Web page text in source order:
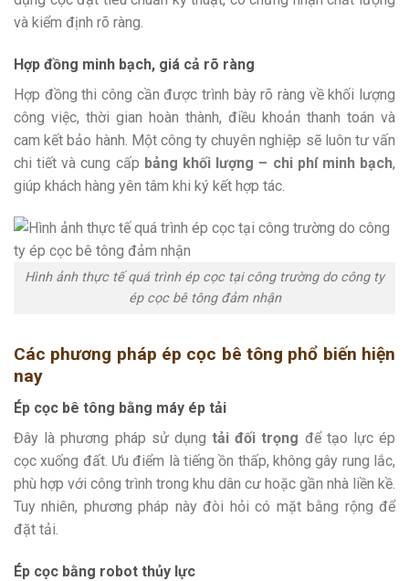
và kiểm định rõ ràng.
Hợp đồng minh bạch, giá cả rõ ràng
Hợp đồng thi công cần được trình bày rõ ràng về khối lượng
công việc, thời gian hoàn thành, điều khoản thanh toán và
cam kết bảo hành. Một công ty chuyên nghiệp sẽ luôn tư vấn
chi tiết và cung cấp bảng khối lượng – chi phí minh bạch,
giúp khách hàng yên tâm khi ký kết hợp tác.
Hình ảnh thực tế quá trình ép cọc tại công trường do công ty
ép cọc bê tông đảm nhận
Các phương pháp ép cọc bê tông phổ biến hiện
nay
Ép cọc bê tông bằng máy ép tải
Đây là phương pháp sử dụng tải đối trọng để tạo lực ép
cọc xuống đất. Ưu điểm là tiếng ồn thấp, không gây rung lắc,
phù hợp với công trình trong khu dân cư hoặc gần nhà liền kề.
Tuy nhiên, phương pháp này đòi hỏi có mặt bằng rộng để
đặt tải.
Ép cọc bằng robot thủy lực